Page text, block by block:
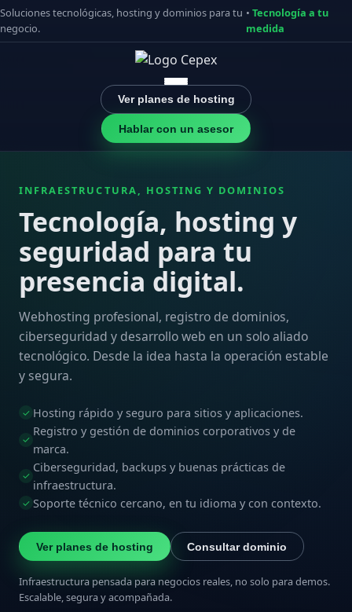
Soluciones tecnológicas, hosting y dominios para tu
negocio.
• Tecnología a tu
medida
Ver planes de hosting
Hablar con un asesor
INFRAESTRUCTURA, HOSTING Y DOMINIOS
Tecnología, hosting y
seguridad para tu
presencia digital.
Webhosting profesional, registro de dominios,
ciberseguridad y desarrollo web en un solo aliado
tecnológico. Desde la idea hasta la operación estable
y segura.
✓ Hosting rápido y seguro para sitios y aplicaciones.
✓
Registro y gestión de dominios corporativos y de
marca.
✓
Ciberseguridad, backups y buenas prácticas de
infraestructura.
✓ Soporte técnico cercano, en tu idioma y con contexto.
Ver planes de hosting Consultar dominio
Infraestructura pensada para negocios reales, no solo para demos.
Escalable, segura y acompañada.